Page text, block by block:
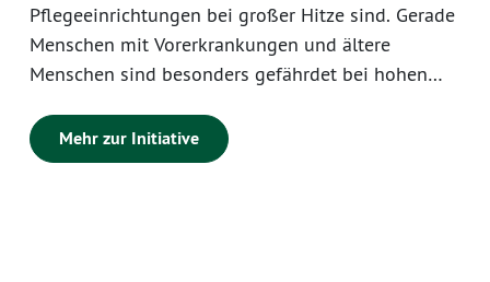
Pflegeeinrichtungen bei großer Hitze sind. Gerade
Menschen mit Vorerkrankungen und ältere
Menschen sind besonders gefährdet bei hohen
diese Menschen in den Krankenhäusern und
Pflegeeinrichtungen besonders zu schützen. Auch
Mehr zur Initiative